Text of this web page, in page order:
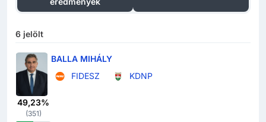
6 jelölt
49,23%
(351)
BALLA MIHÁLY
FIDESZ
KDNP